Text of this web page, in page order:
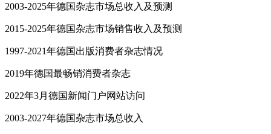
2003-2025年德国杂志市场总收入及预测
2015-2025年德国杂志市场销售收入及预测
1997-2021年德国出版消费者杂志情况
2019年德国最畅销消费者杂志
2022年3月德国新闻门户网站访问
2003-2027年德国杂志市场总收入